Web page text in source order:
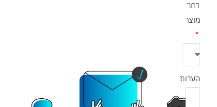
בחר
מוצר
הערות